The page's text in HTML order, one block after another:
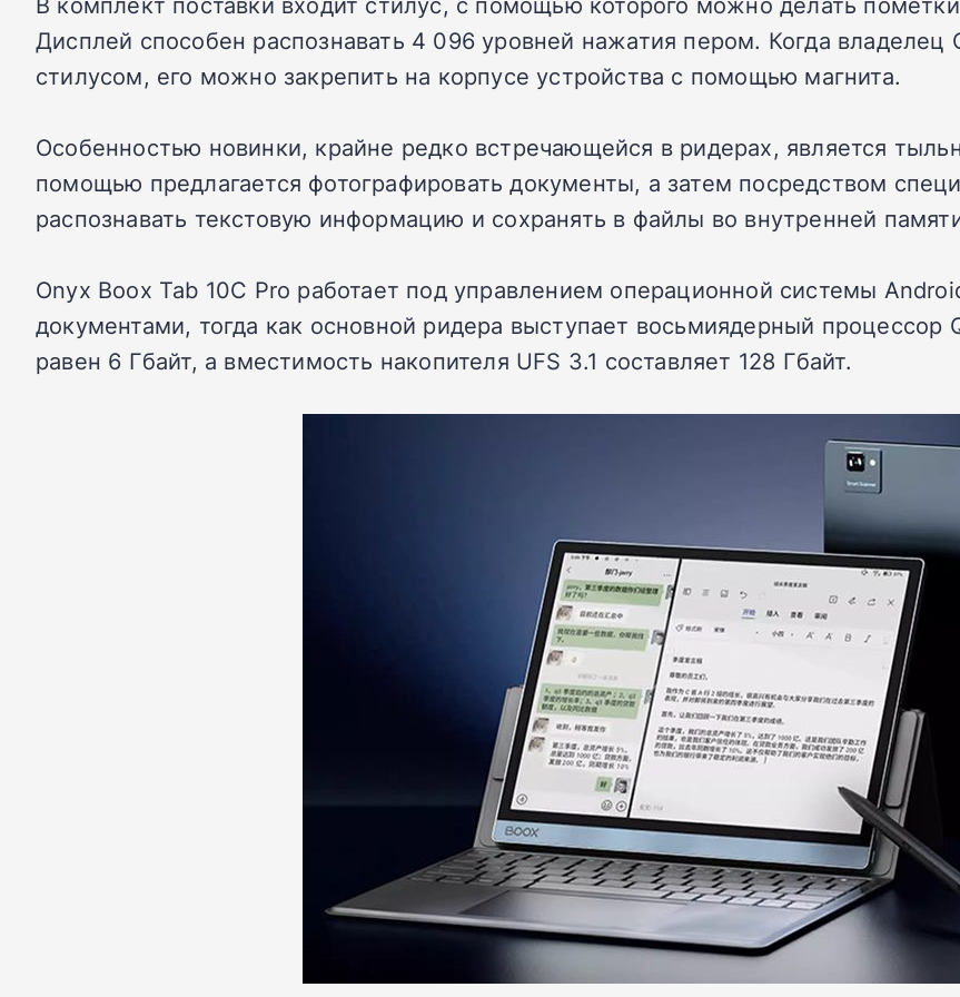
Дисплей способен распознавать 4 096 уровней нажатия пером. Когда владелец
стилусом, его можно закрепить на корпусе устройства с помощью магнита.
Особенностью новинки, крайне редко встречающейся в ридерах, является
помощью предлагается фотографировать документы, а затем посредством
распознавать текстовую информацию и сохранять в файлы во внутренней
Onyx Boox Tab 10C Pro работает под управлением операционной системы
документами, тогда как основной ридера выступает восьмиядерный
равен 6 Гбайт, а вместимость накопителя UFS 3.1 составляет 128 Гбайт.